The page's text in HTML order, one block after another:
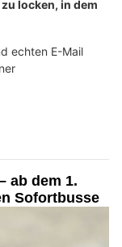
locken, in dem
echten E-Mail
ab dem 1.
Sofortbusse